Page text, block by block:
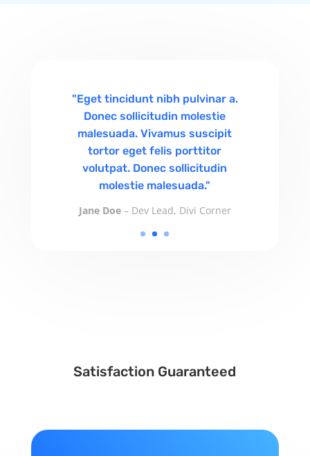
"Eget tincidunt nibh pulvinar a.
Donec sollicitudin molestie
malesuada. Vivamus suscipit
tortor eget felis porttitor
volutpat. Donec sollicitudin
molestie malesuada."
Jane Doe– Dev Lead, Divi Corner
Jane Doe
Satisfaction Guaranteed